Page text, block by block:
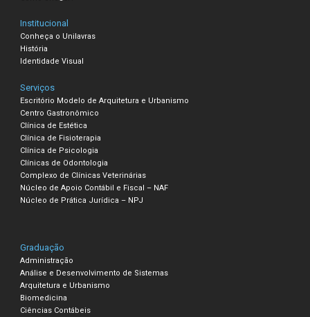
Institucional
Conheça o Unilavras
História
Identidade Visual
Serviços
Escritório Modelo de Arquitetura e Urbanismo
Centro Gastronômico
Clínica de Estética
Clínica de Fisioterapia
Clínica de Psicologia
Clínicas de Odontologia
Complexo de Clínicas Veterinárias
Núcleo de Apoio Contábil e Fiscal – NAF
Núcleo de Prática Jurídica – NPJ
Graduação
Administração
Análise e Desenvolvimento de Sistemas
Arquitetura e Urbanismo
Biomedicina
Ciências Contábeis